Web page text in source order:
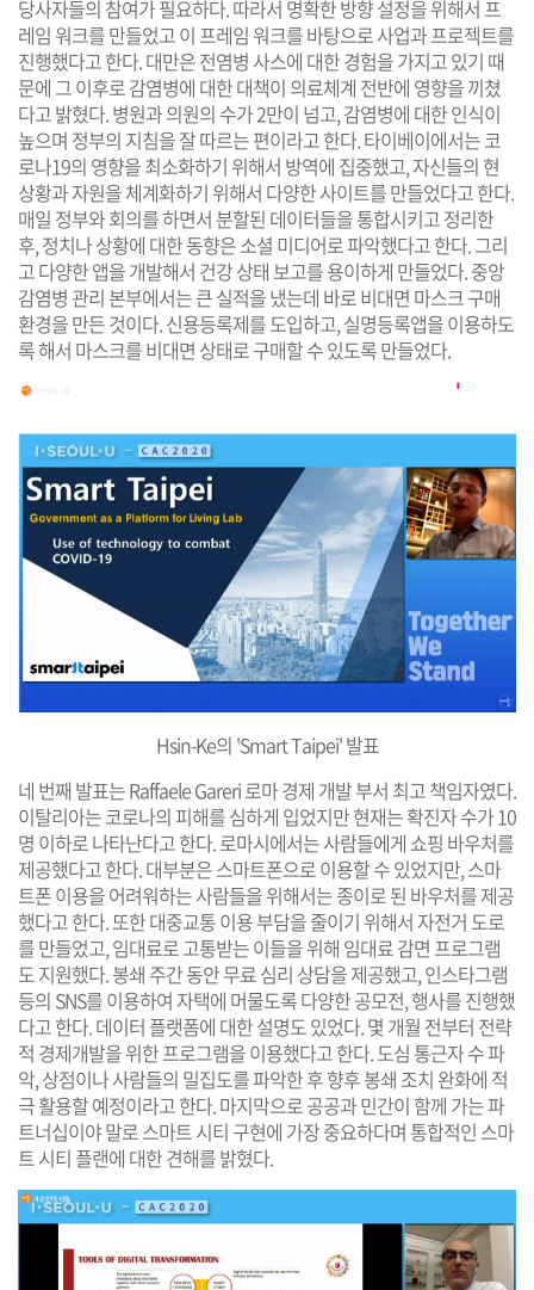
당사자들의 참여가 필요하다. 따라서 명확한 방향 설정을 위해서 프
레임 워크를 만들었고 이 프레임 워크를 바탕으로 사업과 프로젝트를
진행했다고 한다. 대만은 전염병 사스에 대한 경험을 가지고 있기 때
문에 그 이후로 감염병에 대한 대책이 의료체계 전반에 영향을 끼쳤
다고 밝혔다. 병원과 의원의 수가 2만이 넘고, 감염병에 대한 인식이
높으며 정부의 지침을 잘 따르는 편이라고 한다. 타이베이에서는 코
로나19의 영향을 최소화하기 위해서 방역에 집중했고, 자신들의 현
상황과 자원을 체계화하기 위해서 다양한 사이트를 만들었다고 한다.
매일 정부와 회의를 하면서 분할된 데이터들을 통합시키고 정리한
후, 정치나 상황에 대한 동향은 소셜 미디어로 파악했다고 한다. 그리
고 다양한 앱을 개발해서 건강 상태 보고를 용이하게 만들었다. 중앙
감염병 관리 본부에서는 큰 실적을 냈는데 바로 비대면 마스크 구매
환경을 만든 것이다. 신용등록제를 도입하고, 실명등록앱을 이용하도
록 해서 마스크를 비대면 상태로 구매할 수 있도록 만들었다.
Hsin-Ke의 'Smart Taipei' 발표
네 번째 발표는 Raffaele Gareri 로마 경제 개발 부서 최고 책임자였다.
이탈리아는 코로나의 피해를 심하게 입었지만 현재는 확진자 수가 10
명 이하로 나타난다고 한다. 로마시에서는 사람들에게 쇼핑 바우처를
제공했다고 한다. 대부분은 스마트폰으로 이용할 수 있었지만, 스마
트폰 이용을 어려워하는 사람들을 위해서는 종이로 된 바우처를 제공
했다고 한다. 또한 대중교통 이용 부담을 줄이기 위해서 자전거 도로
를 만들었고, 임대료로 고통받는 이들을 위해 임대료 감면 프로그램
도 지원했다. 봉쇄 주간 동안 무료 심리 상담을 제공했고, 인스타그램
등의 SNS를 이용하여 자택에 머물도록 다양한 공모전, 행사를 진행했
다고 한다. 데이터 플랫폼에 대한 설명도 있었다. 몇 개월 전부터 전략
적 경제개발을 위한 프로그램을 이용했다고 한다. 도심 통근자 수 파
악, 상점이나 사람들의 밀집도를 파악한 후 향후 봉쇄 조치 완화에 적
극 활용할 예정이라고 한다. 마지막으로 공공과 민간이 함께 가는 파
트너십이야 말로 스마트 시티 구현에 가장 중요하다며 통합적인 스마
트 시티 플랜에 대한 견해를 밝혔다.